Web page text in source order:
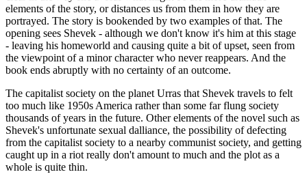
elements of the story, or distances us from them in how they are
portrayed. The story is bookended by two examples of that. The
opening sees Shevek - although we don't know it's him at this stage
- leaving his homeworld and causing quite a bit of upset, seen from
the viewpoint of a minor character who never reappears. And the
book ends abruptly with no certainty of an outcome.
The capitalist society on the planet Urras that Shevek travels to felt
too much like 1950s America rather than some far flung society
thousands of years in the future. Other elements of the novel such as
Shevek's unfortunate sexual dalliance, the possibility of defecting
from the capitalist society to a nearby communist society, and getting
caught up in a riot really don't amount to much and the plot as a
whole is quite thin.